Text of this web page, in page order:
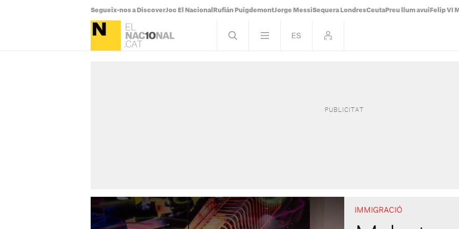
Segueix-nos a DiscoverJoc El Nacional Rufián PuigdemontJorge MessiSequera LondresCeuta Preu llum avui Felip VI
IMMIGRACIÓ